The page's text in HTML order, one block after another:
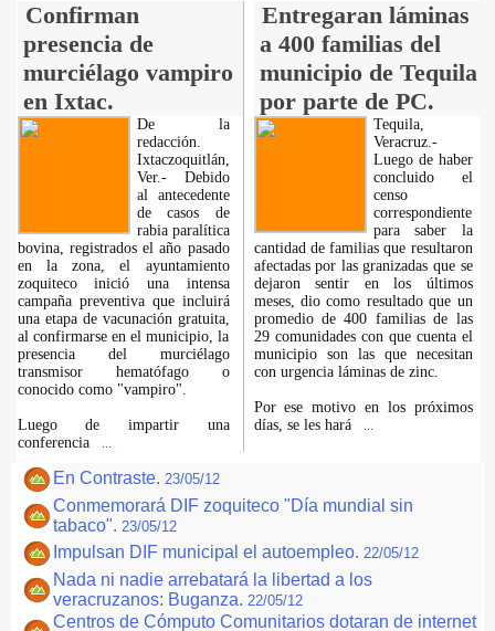
Confirman
presencia de
murciélago vampiro
en Ixtac.
Entregaran láminas
a 400 familias del
municipio de Tequila
por parte de PC.
De la
redacción.
Ixtaczoquitlán,
Ver.- Debido
al antecedente
de casos de
rabia paralítica
bovina, registrados el año pasado
en la zona, el ayuntamiento
zoquiteco inició una intensa
campaña preventiva que incluirá
una etapa de vacunación gratuita,
al confirmarse en el municipio, la
presencia del murciélago
transmisor hematófago o
conocido como "vampiro".
Luego de impartir una
conferencia
Tequila,
Veracruz.-
Luego de haber
concluido el
censo
correspondiente
para saber la
cantidad de familias que resultaron
afectadas por las granizadas que se
dejaron sentir en los últimos
meses, dio como resultado que un
promedio de 400 familias de las
29 comunidades con que cuenta el
municipio son las que necesitan
con urgencia láminas de zinc.
Por ese motivo en los próximos
días, se les hará
En Contraste. 23/05/12
Conmemorará DIF zoquiteco "Día mundial sin
tabaco". 23/05/12
Impulsan DIF municipal el autoempleo. 22/05/12
Nada ni nadie arrebatará la libertad a los
veracruzanos: Buganza. 22/05/12
Centros de Cómputo Comunitarios dotaran de internet